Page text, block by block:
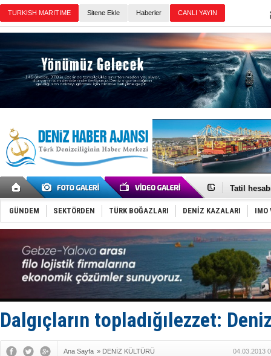
TURKISH MARITIME Sitene Ekle Haberler CANLI YAYIN
Rus
Tatil
Rusya,
Enejota
Denizcilik
‘14.
Taksi
TÜRKLİM
SOCAR
Dünyanın
GÜNDEM SEKTÖRDEN TÜRK BOĞAZLARI DENİZ KAZALARI IMO
Dalgıçların topladığılezzet:
Ana Sayfa » DENİZ KÜLTÜRÜ 04.03.2013